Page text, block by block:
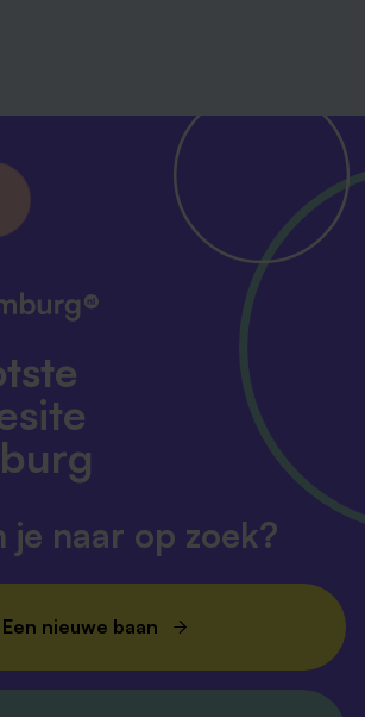
je naar op zoek?
Een nieuwe baan